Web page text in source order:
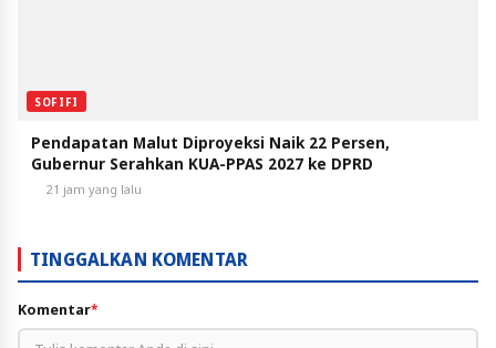
SOFIFI
Pendapatan Malut Diproyeksi Naik 22 Persen,
Gubernur Serahkan KUA-PPAS 2027 ke DPRD
21 jam yang lalu
TINGGALKAN KOMENTAR
Komentar*